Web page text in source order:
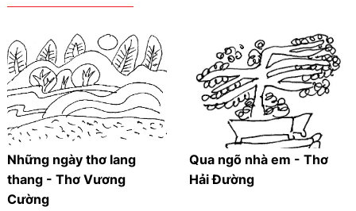
Những ngày thơ lang
thang - Thơ Vương
Cường
Qua ngõ nhà em - Thơ
Hải Đường